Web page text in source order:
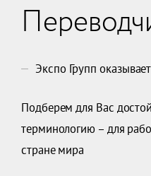
Экспо Групп
Подберем для Вас
терминологию – для
стране мира